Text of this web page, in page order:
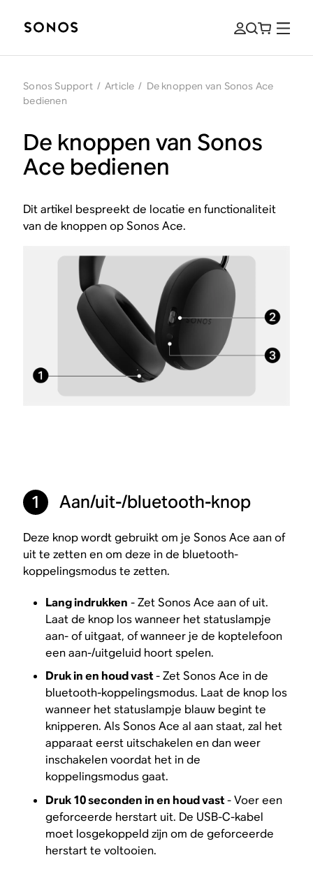
Sonos Support / Article / De knoppen van Sonos Ace
bedienen
De knoppen van Sonos
Ace bedienen
Dit artikel bespreekt de locatie en functionaliteit
van de knoppen op Sonos Ace.
1 Aan/uit-/bluetooth-knop
Deze knop wordt gebruikt om je Sonos Ace aan of
uit te zetten en om deze in de bluetooth-
koppelingsmodus te zetten.
Lang indrukken - Zet Sonos Ace aan of uit.
Laat de knop los wanneer het statuslampje
aan- of uitgaat, of wanneer je de koptelefoon
een aan-/uitgeluid hoort spelen.
Druk in en houd vast- Zet Sonos Ace in de
bluetooth-koppelingsmodus. Laat de knop los
wanneer het statuslampje blauw begint te
knipperen. Als Sonos Ace al aan staat, zal het
apparaat eerst uitschakelen en dan weer
inschakelen voordat het in de
koppelingsmodus gaat.
Druk 10 seconden in en houd vast- Voer een
geforceerde herstart uit. De USB-C-kabel
moet losgekoppeld zijn om de geforceerde
herstart te voltooien.